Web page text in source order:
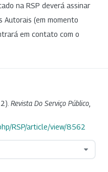
na RSP deverá assinar
Autorais (em momento
em contato com o
Revista Do Serviço Público
RSP/article/view/8562